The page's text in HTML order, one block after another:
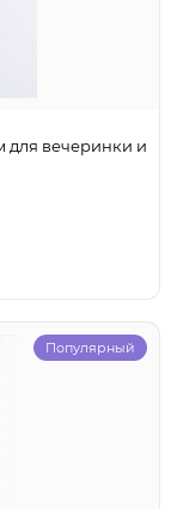
для вечеринки и
Популярный